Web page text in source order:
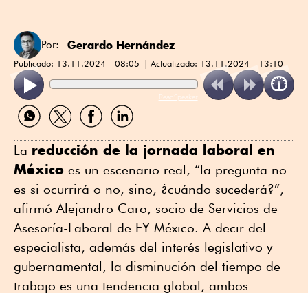
Por: Gerardo Hernández
Publicado: 13.11.2024 - 08:05 Actualizado: 13.11.2024 - 13:10
ReadSpeaker
Compartir
por
Compartir
por
Compartir
por
Compartir
por
La reducción de la jornada laboral en
México es un escenario real, “la pregunta no
es si ocurrirá o no, sino, ¿cuándo sucederá?”,
afirmó Alejandro Caro, socio de Servicios de
Asesoría-Laboral de EY México. A decir del
especialista, además del interés legislativo y
gubernamental, la disminución del tiempo de
trabajo es una tendencia global, ambos